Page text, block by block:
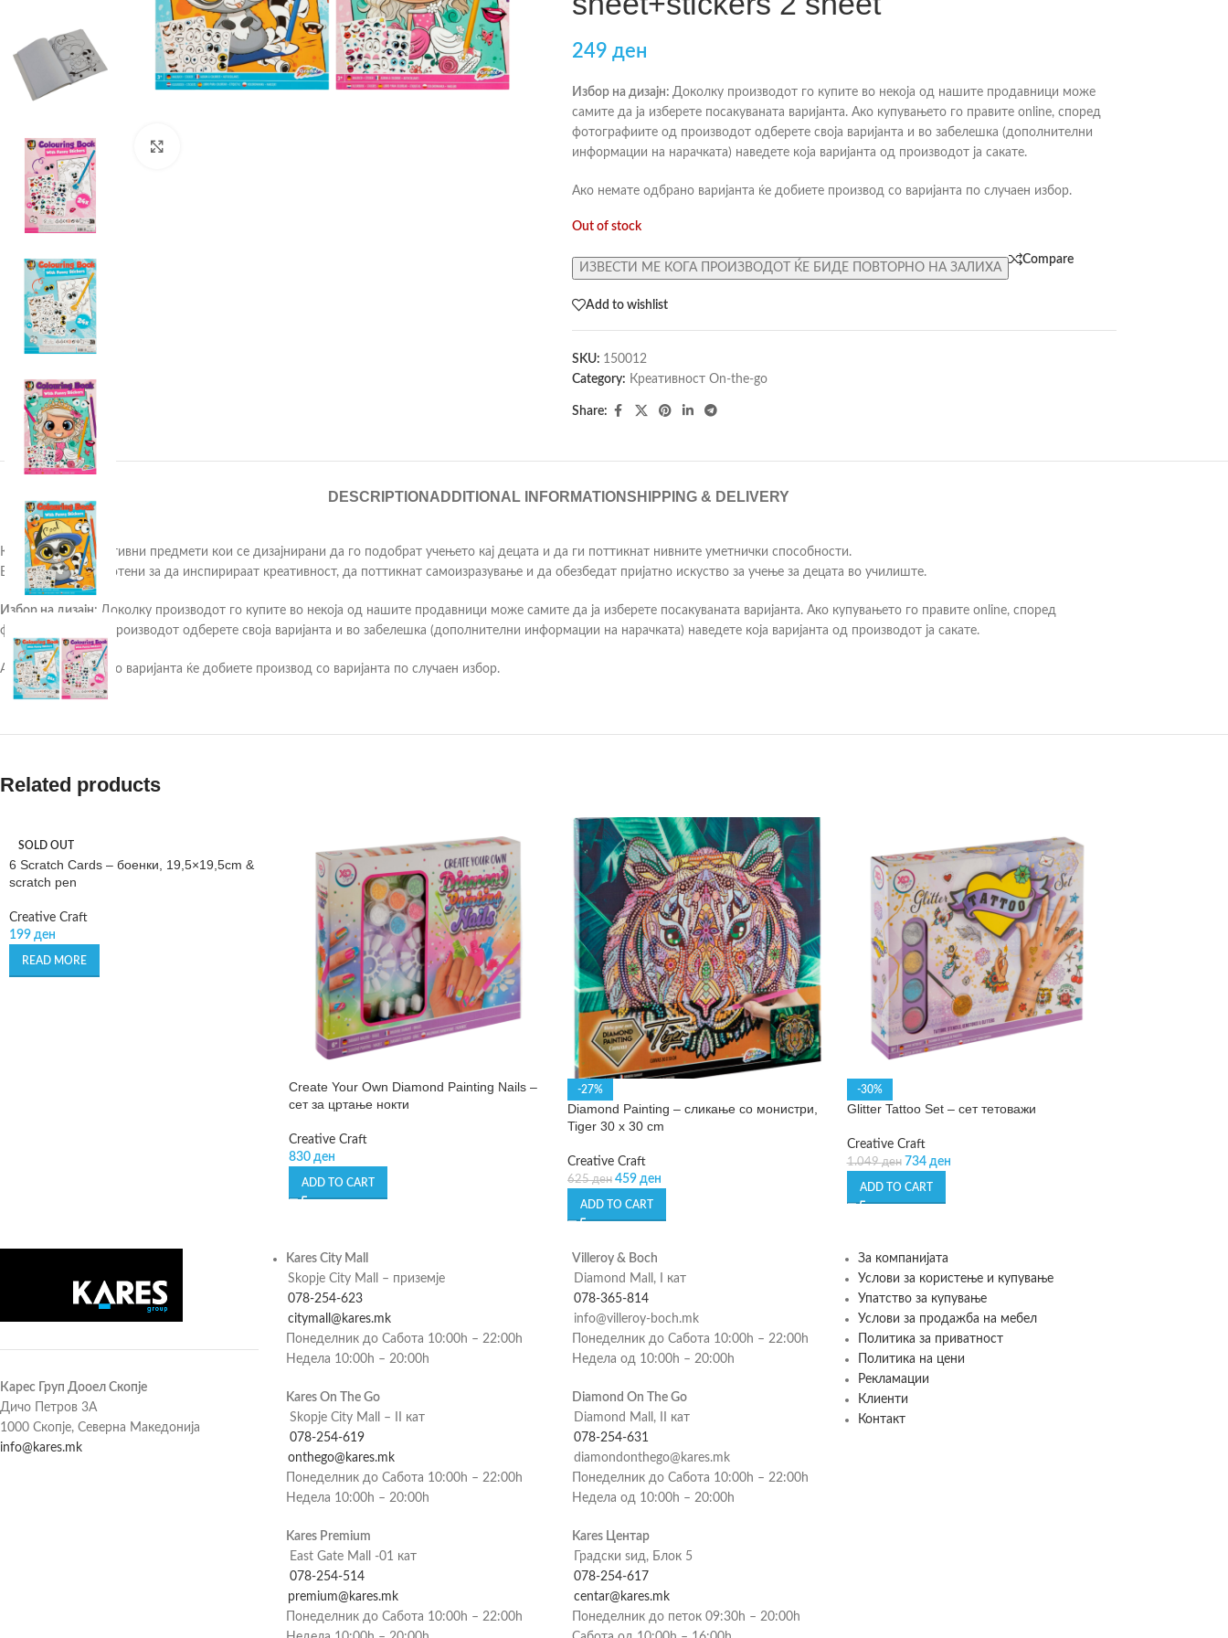
249 ден
Избор на дизајн: Доколку производот го купите во некоја од нашите продавници може
самите да ја изберете посакуваната варијанта. Ако купувањето го правите online, според
фотографиите од производот одберете своја варијанта и во забелешка (дополнителни
информации на нарачката) наведете која варијанта од производот ја сакате.
Ако немате одбрано варијанта ќе добиете производ со варијанта по случаен избор.
Out of stock
ИЗВЕСТИ МЕ КОГА ПРОИЗВОДОТ ЌЕ БИДЕ ПОВТОРНО НА ЗАЛИХА
Compare
Add to wishlist
SKU: 150012
Category: Креативност On-the-go
Share:
DESCRIPTION ADDITIONAL INFORMATIONSHIPPING & DELIVERY
Креативни и едукативни предмети кои се дизајнирани да го подобрат учењето кај децата и да ги поттикнат нивните уметнички способности.
Внимателно изработени за да инспирираат креативност, да поттикнат самоизразување и да обезбедат пријатно искуство за учење за децата во училиште.
Избор на дизајн: Доколку производот го купите во некоја од нашите продавници може самите да ја изберете посакуваната варијанта. Ако купувањето го правите online, според
фотографиите од производот одберете своја варијанта и во забелешка (дополнителни информации на нарачката) наведете која варијанта од производот ја сакате.
Ако немате одбрано варијанта ќе добиете производ со варијанта по случаен избор.
Related products
SOLD OUT
6 Scratch Cards – боенки, 19,5×19,5cm &
scratch pen
Creative Craft
199 ден
READ MORE
Create Your Own Diamond Painting Nails –
сет за цртање нокти
Creative Craft
830 ден
ADD TO CART
-27%
Diamond Painting – сликање со монистри,
Tiger 30 x 30 cm
Creative Craft
625ден 459 ден
ADD TO CART
-30%
Glitter Tattoo Set – сет тетоважи
Creative Craft
1.049ден 734 ден
ADD TO CART
Карес Груп Дооел Скопје
Дичо Петров 3А
1000 Скопје, Северна Македонија
info@kares.mk
Kares City Mall
Skopje City Mall – приземје
078-254-623
citymall@kares.mk
Понеделник до Сабота 10:00h – 22:00h
Недела 10:00h – 20:00h
Kares On The Go
Skopje City Mall – II кат
078-254-619
onthego@kares.mk
Понеделник до Сабота 10:00h – 22:00h
Недела 10:00h – 20:00h
Kares Premium
East Gate Mall -01 кат
078-254-514
premium@kares.mk
Понеделник до Сабота 10:00h – 22:00h
Villeroy & Boch
Diamond Mall, I кат
078-365-814
info@villeroy-boch.mk
Понеделник до Сабота 10:00h – 22:00h
Недела од 10:00h – 20:00h
Diamond On The Go
Diamond Mall, II кат
078-254-631
diamondonthego@kares.mk
Понеделник до Сабота 10:00h – 22:00h
Недела од 10:00h – 20:00h
Kares Центар
Градски ѕид, Блок 5
078-254-617
centar@kares.mk
Понеделник до петок 09:30h – 20:00h
За компанијата
Услови за користење и купување
Упатство за купување
Услови за продажба на мебел
Политика за приватност
Политика на цени
Рекламации
Клиенти
Контакт